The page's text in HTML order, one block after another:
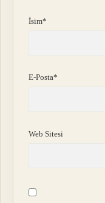
İsim*
E-Posta*
Web Sitesi